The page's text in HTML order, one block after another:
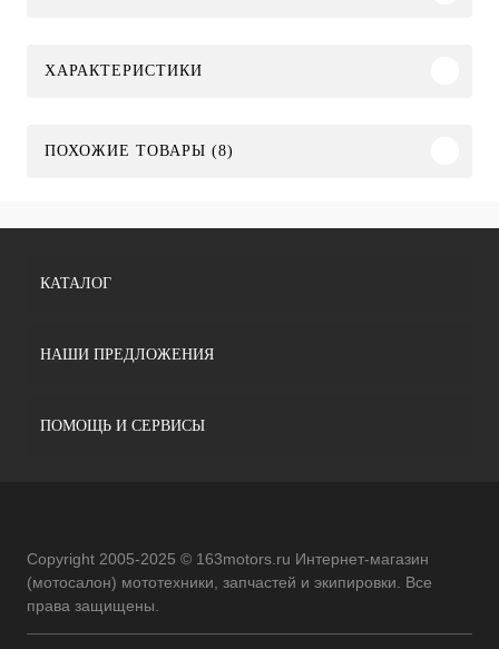
ХАРАКТЕРИСТИКИ
ПОХОЖИЕ ТОВАРЫ (8)
КАТАЛОГ
НАШИ ПРЕДЛОЖЕНИЯ
ПОМОЩЬ И СЕРВИСЫ
Copyright 2005-2025 © 163motors.ru Интернет-магазин
(мотосалон) мототехники, запчастей и экипировки. Все
права защищены.